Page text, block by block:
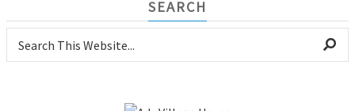
SEARCH